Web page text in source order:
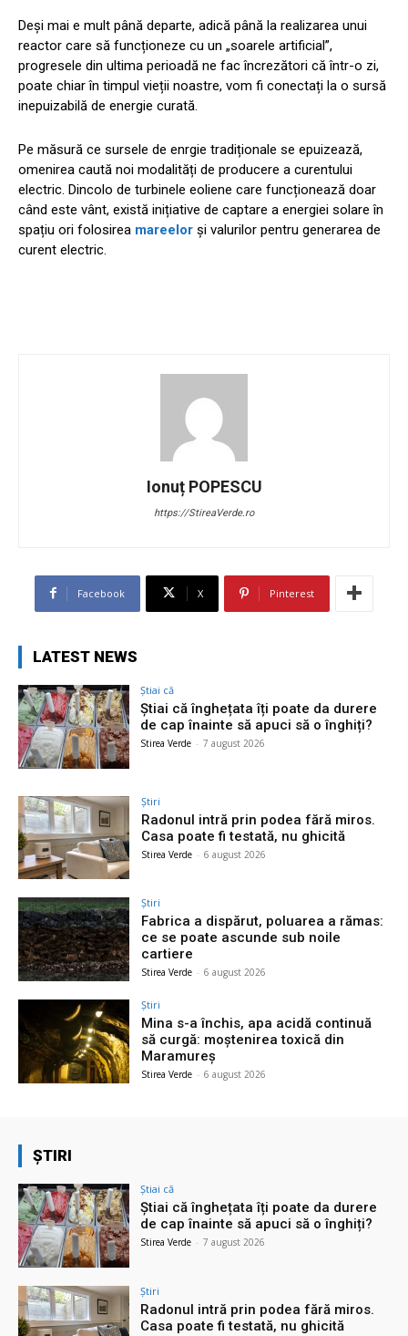
Deși mai e mult până departe, adică până la realizarea unui
reactor care să funcționeze cu un „soarele artificial”,
progresele din ultima perioadă ne fac încrezători că într-o zi,
poate chiar în timpul vieții noastre, vom fi conectați la o sursă
inepuizabilă de energie curată.
Pe măsură ce sursele de enrgie tradiționale se epuizează,
omenirea caută noi modalități de producere a curentului
electric. Dincolo de turbinele eoliene care funcționează doar
când este vânt, există inițiative de captare a energiei solare în
spațiu ori folosirea mareelor și valurilor pentru generarea de
curent electric.
Ionuț POPESCU
https://StireaVerde.ro
Facebook X Pinterest
LATEST NEWS
Știai că
Știai că înghețata îți poate da durere
de cap înainte să apuci să o înghiți?
Stirea Verde - 7 august 2026
Știri
Radonul intră prin podea fără miros.
Casa poate fi testată, nu ghicită
Stirea Verde - 6 august 2026
Știri
Fabrica a dispărut, poluarea a rămas:
ce se poate ascunde sub noile
cartiere
Stirea Verde - 6 august 2026
Știri
Mina s-a închis, apa acidă continuă
să curgă: moștenirea toxică din
Maramureș
Stirea Verde - 6 august 2026
ȘTIRI
Știai că
Știai că înghețata îți poate da durere
de cap înainte să apuci să o înghiți?
Stirea Verde - 7 august 2026
Știri
Radonul intră prin podea fără miros.
Casa poate fi testată, nu ghicită